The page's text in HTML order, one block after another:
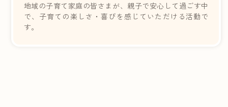
地域の子育て家庭の皆さまが、親子で安心して過ごす中
で、子育ての楽しさ・喜びを感じていただける活動で
す。